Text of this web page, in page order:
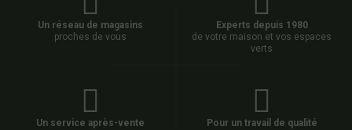
Un réseau de magasins
proches de vous
Experts depuis 1980
de votre maison et vos espaces
verts
Un service après-vente
Pour un travail de qualité